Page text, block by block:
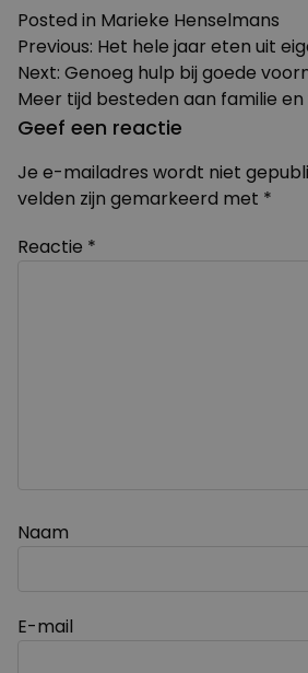
Posted in Marieke Henselmans
Bericht
navigatie
Previous: Het hele jaar eten uit
Next: Genoeg hulp bij goede
Meer tijd besteden aan familie
Geef een reactie
Je e-mailadres wordt niet
velden zijn gemarkeerd met *
Reactie *
Naam
E-mail